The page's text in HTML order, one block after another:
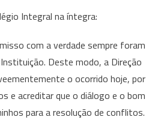
Integral na íntegra:
com a verdade sempre foram
Deste modo, a Direção
o ocorrido hoje, por
e acreditar que o diálogo e o bom
para a resolução de conflitos.